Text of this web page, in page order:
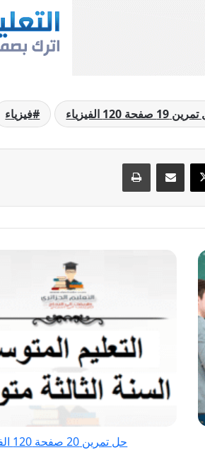
صفحة 120 الفيزياء فيزياء
‫X مشاركة عبر البريد طباعة
الثالثة
متوسط
حل تمرين 20 صفحة 120 الفيزياء للسنة الثالثة متوسط - الجيل الثاني